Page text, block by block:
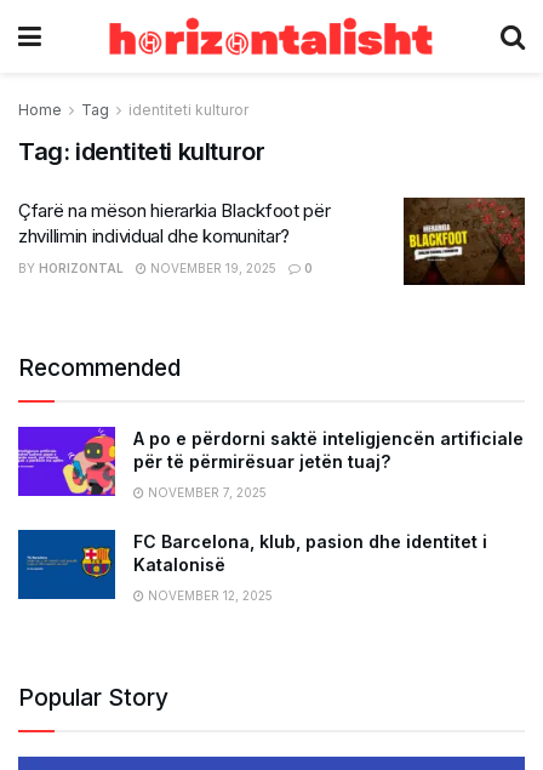
Home Tag identiteti kulturor
Tag: identiteti kulturor
Çfarë na mëson hierarkia Blackfoot për
zhvillimin individual dhe komunitar?
BY HORIZONTAL NOVEMBER 19, 2025 0
Recommended
A po e përdorni saktë inteligjencën artificiale
për të përmirësuar jetën tuaj?
NOVEMBER 7, 2025
FC Barcelona, klub, pasion dhe identitet i
Katalonisë
NOVEMBER 12, 2025
Popular Story